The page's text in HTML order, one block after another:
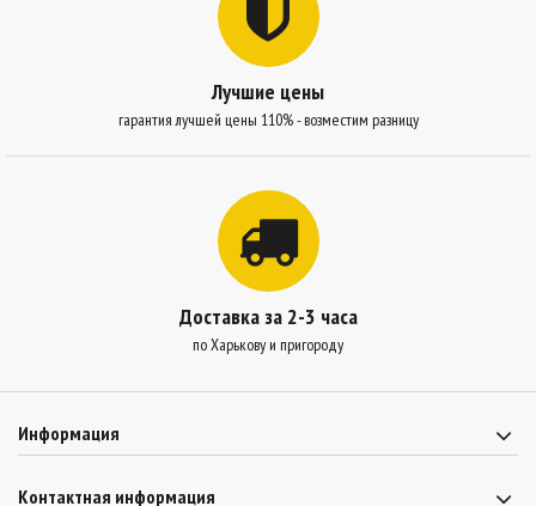
Лучшие цены
гарантия лучшей цены 110% - возместим разницу
Доставка за 2-3 часа
по Харькову и пригороду
Информация
Контактная информация